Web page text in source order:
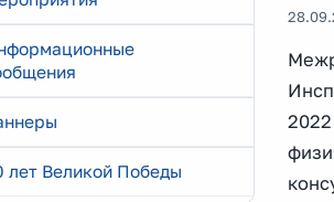
лет Великой Победы